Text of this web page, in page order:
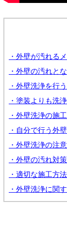
・外壁が汚れる
・外壁の汚れと
・外壁洗浄を行
・塗装よりも洗
・外壁洗浄の施
・自分で行う外
・外壁洗浄の注
・外壁の汚れ対
・適切な施工方
・外壁洗浄に関